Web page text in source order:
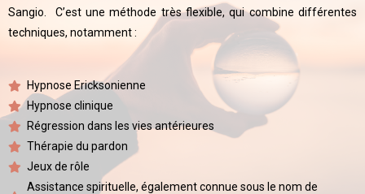
Sangio. C’est une méthode très flexible, qui combine différentes
techniques, notamment :
Hypnose Ericksonienne
Hypnose clinique
Régression dans les vies antérieures
Thérapie du pardon
Jeux de rôle
Assistance spirituelle, également connue sous le nom de